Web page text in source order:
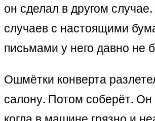
он сделал в другом
случаев с настоящими
письмами у него давно не
Ошмётки конверта
салону. Потом соберёт. Он